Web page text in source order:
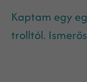
Kaptam egy
trolltól.